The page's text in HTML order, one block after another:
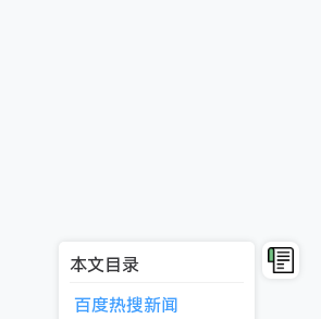
本文目录
百度热搜新闻